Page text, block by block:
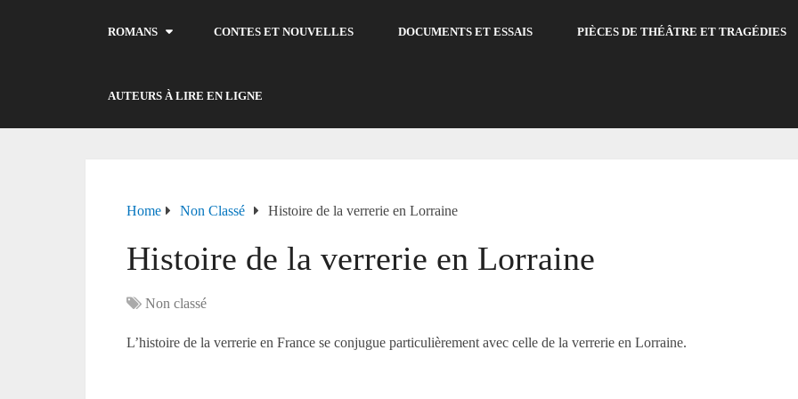
ROMANS CONTES ET NOUVELLES DOCUMENTS ET ESSAIS PIÈCES DE THÉÂTRE ET TRAGÉDIES
AUTEURS À LIRE EN LIGNE
Home Non Classé Histoire de la verrerie en Lorraine
Histoire de la verrerie en Lorraine
Non classé
L’histoire de la verrerie en France se conjugue particulièrement avec celle de la verrerie en Lorraine.